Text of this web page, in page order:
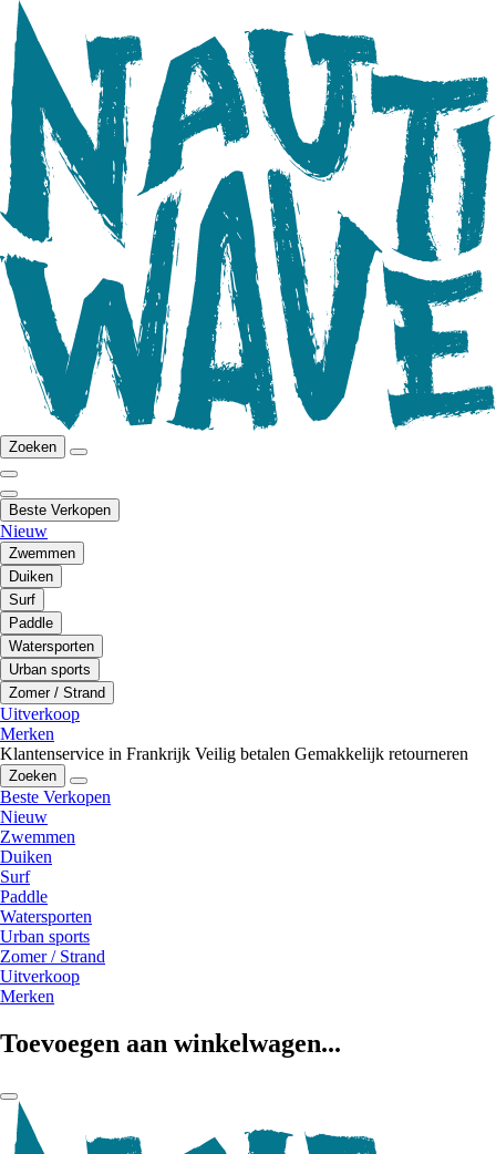
Zoeken
Beste Verkopen
Nieuw
Zwemmen
Duiken
Surf
Paddle
Watersporten
Urban sports
Zomer / Strand
Uitverkoop
Merken
Klantenservice in Frankrijk Veilig betalen Gemakkelijk retourneren
Zoeken
Beste Verkopen
Nieuw
Zwemmen
Duiken
Surf
Paddle
Watersporten
Urban sports
Zomer / Strand
Uitverkoop
Merken
Toevoegen aan winkelwagen...